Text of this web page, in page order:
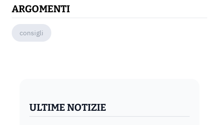
ARGOMENTI
consigli
ULTIME NOTIZIE